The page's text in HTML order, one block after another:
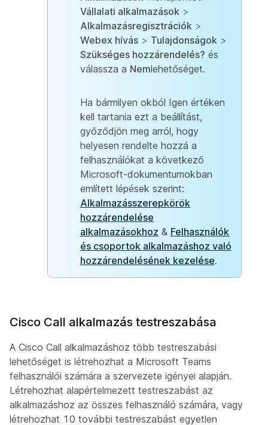
Vállalati alkalmazások >
Alkalmazásregisztrációk >
Webex hívás > Tulajdonságok >
Szükséges hozzárendelés? és
válassza a Nemlehetőséget.
Ha bármilyen okból Igen értéken
kell tartania ezt a beállítást,
győződjön meg arról, hogy
helyesen rendelte hozzá a
felhasználókat a következő
Microsoft-dokumentumokban
említett lépések szerint:
Alkalmazásszerepkörök
hozzárendelése
alkalmazásokhoz & Felhasználók
és csoportok alkalmazáshoz való
hozzárendelésének kezelése.
Cisco Call alkalmazás testreszabása
A Cisco Call alkalmazáshoz több testreszabási
lehetőséget is létrehozhat a Microsoft Teams
felhasználói számára a szervezete igényei alapján.
Létrehozhat alapértelmezett testreszabást az
alkalmazáshoz az összes felhasználó számára, vagy
létrehozhat 10 további testreszabást egyetlen